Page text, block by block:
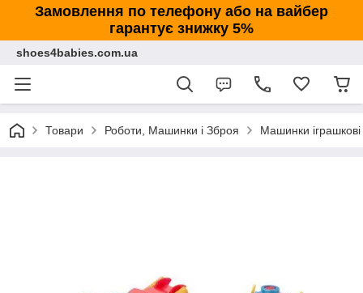
Замовлення по телефону або на вайбер
гарантує знижку 5%
shoes4babies.com.ua
Товари Роботи, Машинки і Зброя Машинки іграшкові